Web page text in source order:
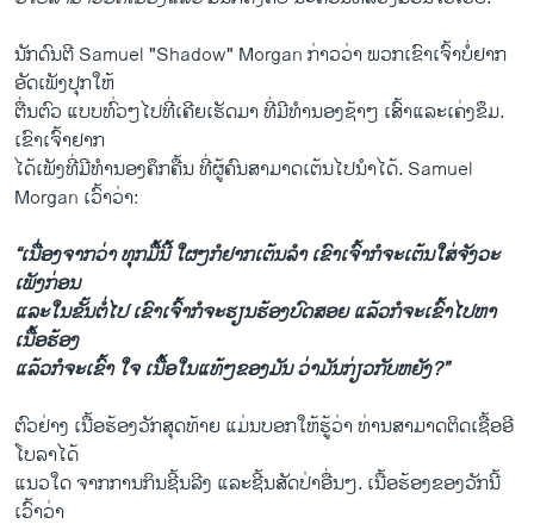
ນັກ​ດົນຕີ Samuel "Shadow" Morgan ກ່າວ​ວ່າ ພວກ​ເຂົາ​ເຈົ້າ​ບໍ່​ຢາກ​
ອັດ​ເພັງ​ປຸກໃຫ້​
ຕື່ນ​ຕົວ ​ແບບ​ທົ່ວໆ​ໄປ​ທີ່​ເຄີຍ​ເຮັດ​ມາ ທີ່​ມີ​ທຳນອງ​ຊ້າໆ ເສົ້າ​ແລະ​ເຄ່ງ​ຂຶມ. ​
ເຂົາ​ເຈົ້າ​ຢາກ​
ໄດ້​ເພັງ​ທີ່​ມີ​ທຳນອງ​ຄຶກຄື້ນ ທີ່​ຜູ້​ຄົນສາມາດ​ເຕ້ນ​ໄປ​ນຳ​ໄດ້. Samuel
Morgan ​ເວົ້າ​ວ່າ:
“​ເນື່ອງ​ຈາກ​ວ່າ ​ທຸກ​ມື້​ນີ້ ​ໃຜໆ​ກໍ​ຢາກ​ເຕ້ນ​ລຳ​ ເຂົາ​ເຈົ້າ​ກໍ​ຈະ​ເຕ້ນ​ໃສ່​ຈັງ​ວະ​
ເພັງ​ກ່ອນ ​
ແລະ​ໃນ​ຂັ້ນ​ຕໍ່​ໄປ ​ເຂົາ​ເຈົ້າ​ກໍ​ຈະ​ຮຽນຮ້ອງ​ບົດ​ສອຍ ​ແລ້ວ​ກໍ​ຈະ​ເຂົ້າ​ໄປ​ຫາ​
ເນື້ອ​ຮ້ອງ
ແລ້ວກໍ​ຈະ​ເຂົ້າ ໃຈ​ ເນື້ອ​ໃນ​ແທ້ໆ​ຂອງ​ມັນ ວ່າມັນກ່ຽວກັບ​ຫຍັງ?”
ຕົວຢ່າງ ​ເນື້ອ​ຮ້ອງ​ວັກ​ສຸດ​ທ້າຍ ​ແມ່ນ​ບອກໃຫ້​ຮູ້​ວ່າ ​ທ່ານສາມາດ​ຕິດ​ເຊື້ອ​ອີ​
ໂບລາ​ໄດ້​
ແນວ​ໃດ ຈາກ​ການ​ກິນ​ຊີ້ນ​ລີງ ແລະ​ຊີ້ນ​ສັດປ່າ​ອື່ນໆ. ເນື້ອ​ຮ້ອງ​ຂອງ​ວັກ​ນີ້​
ເວົ້າ​ວ່າ